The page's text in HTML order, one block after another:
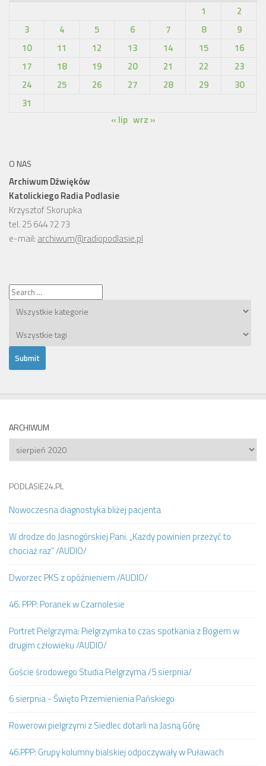
1
2
3
4 5 6 7 8
9
10
11 12 13 14 15
16
17
18 19 20 21 22
23
24
25 26 27 28 29
30
31
« lip wrz »
O NAS
Archiwum Dźwięków
Katolickiego Radia Podlasie
Krzysztof Skorupka
tel. 25 644 72 73
e-mail: archiwum@radiopodlasie.pl
ARCHIWUM
Archiwum
PODLASIE24.PL
Nowoczesna diagnostyka bliżej pacjenta
W drodze do Jasnogórskiej Pani. „Każdy powinien przeżyć to
chociaż raz” /AUDIO/
Dworzec PKS z opóźnieniem /AUDIO/
46. PPP: Poranek w Czarnolesie
Portret Pielgrzyma: Pielgrzymka to czas spotkania z Bogiem w
drugim człowieku /AUDIO/
Goście środowego Studia Pielgrzyma /5 sierpnia/
6 sierpnia - Święto Przemienienia Pańskiego
Rowerowi pielgrzymi z Siedlec dotarli na Jasną Górę
46.PPP: Grupy kolumny bialskiej odpoczywały w Puławach